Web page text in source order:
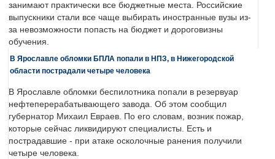
занимают практически все бюджетные места. Российские
выпускники стали все чаще выбирать иностранные вузы из-
за невозможности попасть на бюджет и дороговизны
обучения.
В Ярославле обломки БПЛА попали в НПЗ, в Нижегородской
области пострадали четыре человека
В Ярославле обломки беспилотника попали в резервуар
нефтеперерабатывающего завода. Об этом сообщил
губернатор Михаил Евраев. По его словам, возник пожар,
которые сейчас ликвидируют специалисты. Есть и
пострадавшие - при атаке осколочные ранения получили
четыре человека.